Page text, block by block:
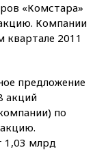
«Комстара»
Компании
2011
предложение
акций
по
1,03 млрд